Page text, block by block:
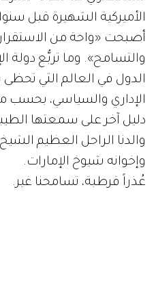
الأميركية الشهيرة قبل
أصبحت «واحة من الاستقرار
والتسامح». وما تربُّع دولة
الدول في العالم التي
الإداري والسياسي، بحسب
دليل آخر على سمعتها
والدنا الراحل العظيم
وإخوانه شيوخ الإمارات.
عُذراً قرطبة، تسامحنا غير.